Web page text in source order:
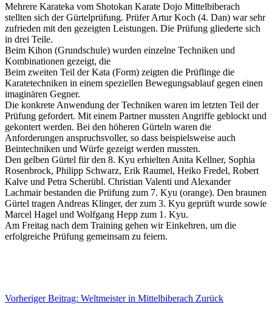
Mehrere Karateka vom Shotokan Karate Dojo Mittelbiberach
stellten sich der Gürtelprüfung. Prüfer Artur Koch (4. Dan) war sehr
zufrieden mit den gezeigten Leistungen. Die Prüfung gliederte sich
in drei Teile.
Beim Kihon (Grundschule) wurden einzelne Techniken und
Kombinationen gezeigt, die
Beim zweiten Teil der Kata (Form) zeigten die Prüflinge die
Karatetechniken in einem speziellen Bewegungsablauf gegen einen
imaginären Gegner.
Die konkrete Anwendung der Techniken waren im letzten Teil der
Prüfung gefordert. Mit einem Partner mussten Angriffe geblockt und
gekontert werden. Bei den höheren Gürteln waren die
Anforderungen anspruchsvoller, so dass beispielsweise auch
Beintechniken und Würfe gezeigt werden mussten.
Den gelben Gürtel für den 8. Kyu erhielten Anita Kellner, Sophia
Rosenbrock, Philipp Schwarz, Erik Raumel, Heiko Fredel, Robert
Kalve und Petra Scherübl. Christian Valenti und Alexander
Lachmair bestanden die Prüfung zum 7. Kyu (orange). Den braunen
Gürtel tragen Andreas Klinger, der zum 3. Kyu geprüft wurde sowie
Marcel Hagel und Wolfgang Hepp zum 1. Kyu.
Am Freitag nach dem Training gehen wir Einkehren, um die
erfolgreiche Prüfung gemeinsam zu feiern.
Vorheriger Beitrag: Weltmeister in Mittelbiberach Zurück